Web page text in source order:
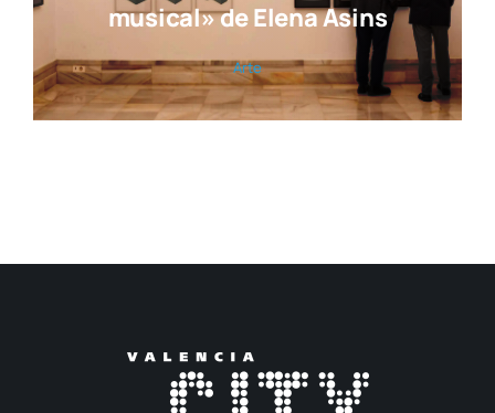
musical» de Elena Asins
Arte